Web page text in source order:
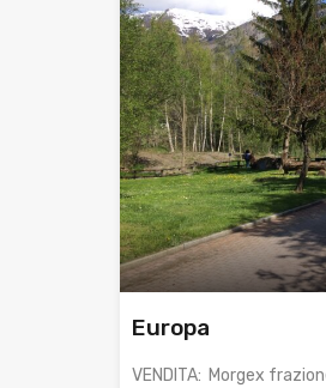
Europa
VENDITA: Morgex